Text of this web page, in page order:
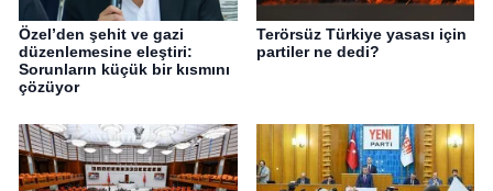
Özel’den şehit ve gazi
düzenlemesine eleştiri:
Sorunların küçük bir kısmını
çözüyor
Terörsüz Türkiye yasası için
partiler ne dedi?